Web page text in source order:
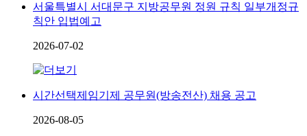
서울특별시 서대문구 지방공무원 정원 규칙 일부개정규
칙안 입법예고
2026-07-02
시간선택제임기제 공무원(방송전산) 채용 공고
2026-08-05